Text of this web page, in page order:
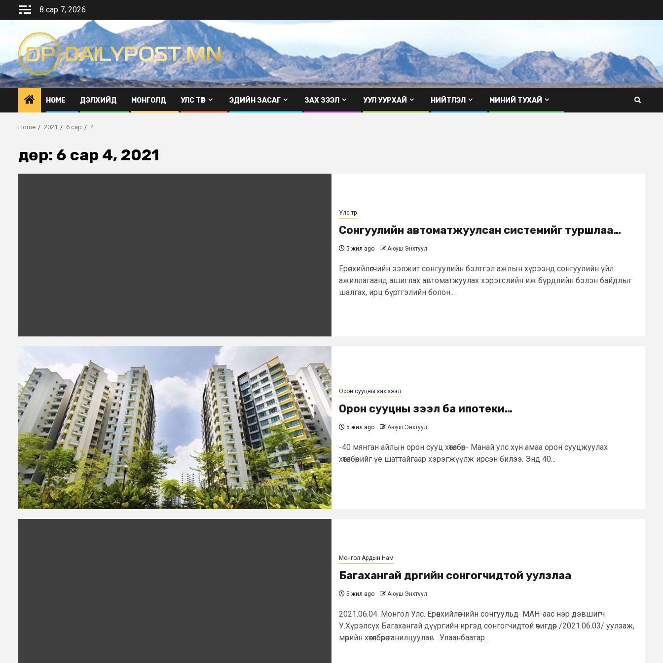
8 сар 7, 2026
HOME ДЭЛХИЙД МОНГОЛД УЛС ТӨР ЭДИЙН ЗАСАГ ЗАХ ЗЭЭЛ УУЛ УУРХАЙ НИЙТЛЭЛ МИНИЙ ТУХАЙ
Home 2021 6 сар 4
Өдөр: 6 сар 4, 2021
Улс төр
Сонгуулийн автоматжуулсан системийг туршлаа…
5 жил ago Аюуш Энхтуул
Ерөнхийлөгчийн ээлжит сонгуулийн бэлтгэл ажлын хүрээнд сонгуулийн үйл
ажиллагаанд ашиглах автоматжуулах хэрэгслийн иж бүрдлийн бэлэн байдлыг
шалгах, ирц бүртгэлийн болон...
Орон сууцны зах зээл
Орон сууцны зээл ба ипотеки…
5 жил ago Аюуш Энхтуул
-40 мянган айлын орон сууц хөтөлбөр- Манай улс хүн амаа орон сууцжуулах
хөтөлбөрийг үе шаттайгаар хэрэгжүүлж ирсэн билээ. Энд 40...
Монгол Ардын Нам
Багахангай дүүргийн сонгогчидтой уулзлаа
5 жил ago Аюуш Энхтуул
2021.06.04. Монгол Улс. Ерөнхийлөгчийн сонгуульд МАН-аас нэр дэвшигч
У.Хүрэлсүх Багахангай дүүргийн иргэд сонгогчидтой өчигдөр /2021.06.03/ уулзаж,
мөрийн хөтөлбөрөө танилцуулав. Улаанбаатар...